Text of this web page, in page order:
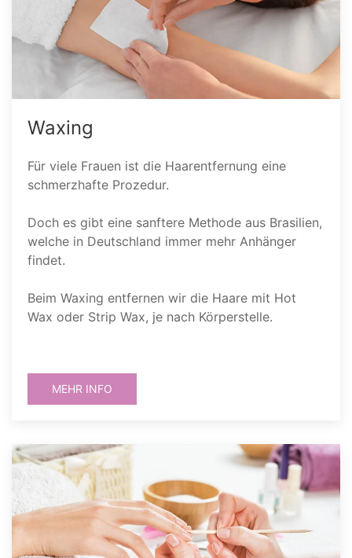
Waxing
Für viele Frauen ist die Haarentfernung eine
schmerzhafte Prozedur.
Doch es gibt eine sanftere Methode aus Brasilien,
welche in Deutschland immer mehr Anhänger
findet.
Beim Waxing entfernen wir die Haare mit Hot
Wax oder Strip Wax, je nach Körperstelle.
MEHR INFO